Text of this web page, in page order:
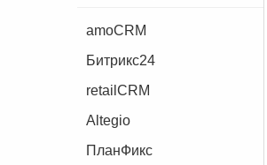
amoCRM
Битрикс24
retailCRM
Altegio
ПланФикс